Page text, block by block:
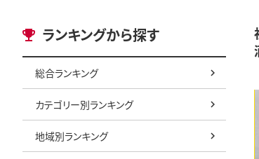
ランキングから探す
総合ランキング
カテゴリー別ランキング
地域別ランキング